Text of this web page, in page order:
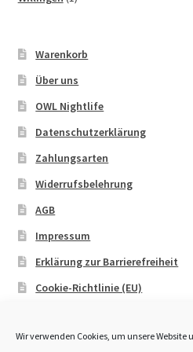
Wir verwenden Cookies, um unsere
Warenkorb
Über uns
OWL Nightlife
Datenschutzerklärung
Zahlungsarten
Widerrufsbelehrung
AGB
Impressum
Erklärung zur Barrierefreiheit
Cookie-Richtlinie (EU)